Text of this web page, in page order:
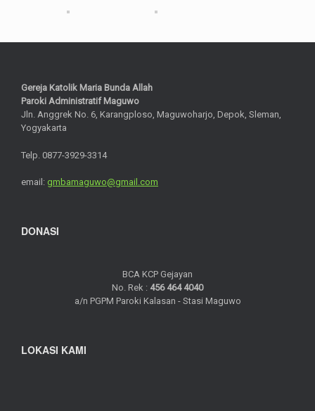
Gereja Katolik Maria Bunda Allah
Paroki Administratif Maguwo
Jln. Anggrek No. 6, Karangploso, Maguwoharjo, Depok, Sleman,
Yogyakarta
Telp. 0877-3929-3314
email: gmbamaguwo@gmail.com
DONASI
BCA KCP Gejayan
No. Rek : 456 464 4040
a/n PGPM Paroki Kalasan - Stasi Maguwo
LOKASI KAMI